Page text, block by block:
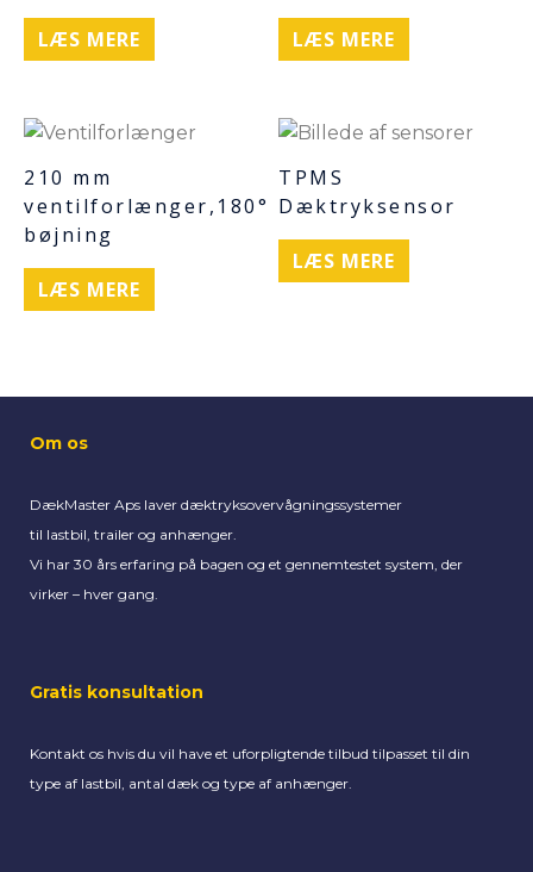
LÆS MERE LÆS MERE
210 mm
ventilforlænger,180°
bøjning
LÆS MERE
TPMS
Dæktryksensor
LÆS MERE
Om os
DækMaster Aps laver dæktryksovervågningssystemer
til lastbil, trailer og anhænger.
Vi har 30 års erfaring på bagen og et gennemtestet system, der
virker – hver gang.
Gratis konsultation
Kontakt os hvis du vil have et uforpligtende tilbud tilpasset til din
type af lastbil, antal dæk og type af anhænger.